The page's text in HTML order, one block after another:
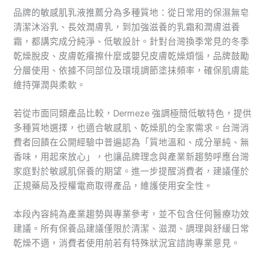
品牌的敏感肌乳液推薦分為多種質地：從日常用的保濕無皂
清潔沐浴乳、長效潤膚乳，到加強滋養的乳霜和潤膚滋養
霜，都講究成分純淨、低敏設計。針對台灣換季常見的冬季
乾燥脫皮、皮膚乾癢擦什麼或嬰兒皮膚乾燥煩惱，品牌鼓勵
分層使用、依據不同部位及環境調節塗抹頻率，確保肌膚能
維持彈潤與柔軟。
若從市面同類產品比較，Dermeze 強調極簡低敏特色，提供
多種質地選擇，也適合敏感肌、乾燥肌的全家需求。台灣消
費者回饋在公開經驗中普遍認為「質地溫和、成分單純、無
香味，用起來放心」，也讓品牌理念與產業新趨勢呼應台灣
家庭對於敏感肌保養的期望。進一步提醒消費者，建議僅於
正規藥局及授權電商取得產品，維護使用安全性。
本段內容純為產業趨勢與專業參考，並不包含任何醫療功效
建議。所有保養品建議僅限於清潔、滋潤、調理與舒緩日常
乾燥不適，消費者使用前若有特殊狀況宜諮詢專業意見。